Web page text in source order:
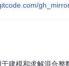
建模和求解混合